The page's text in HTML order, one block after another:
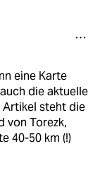
eine Karte
die aktuelle
steht die
von Torezk,
40-50 km (!)